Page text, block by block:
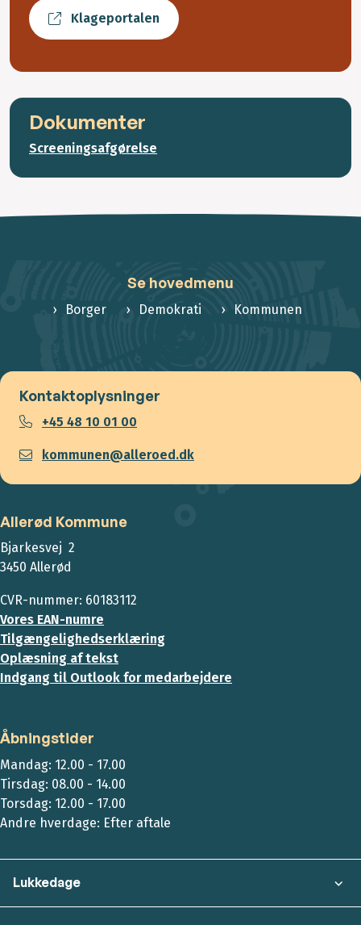
Klageportalen
Dokumenter
Screeningsafgørelse
Se hovedmenu
Borger Demokrati Kommunen
Kontaktoplysninger
+45 48 10 01 00
kommunen@alleroed.dk
Allerød Kommune
Bjarkesvej 2
3450 Allerød
CVR-nummer: 60183112
Vores EAN-numre
Tilgængelighedserklæring
Oplæsning af tekst
Indgang til Outlook for medarbejdere
Åbningstider
Mandag: 12.00 - 17.00
Tirsdag: 08.00 - 14.00
Torsdag: 12.00 - 17.00
Andre hverdage: Efter aftale
Lukkedage